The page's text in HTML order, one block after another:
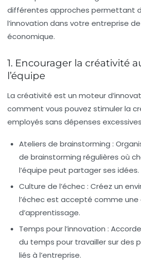
différentes approches permettant
l’innovation dans votre entreprise
économique.
1. Encourager la créativité
l’équipe
La créativité est un moteur
comment vous pouvez stimuler la
employés sans dépenses
Ateliers de brainstorming :
de brainstorming régulières où
l’équipe peut partager ses idées.
Culture de l’échec : Créez un
l’échec est accepté comme
d’apprentissage.
Temps pour l’innovation :
du temps pour travailler sur des
liés à l’entreprise.